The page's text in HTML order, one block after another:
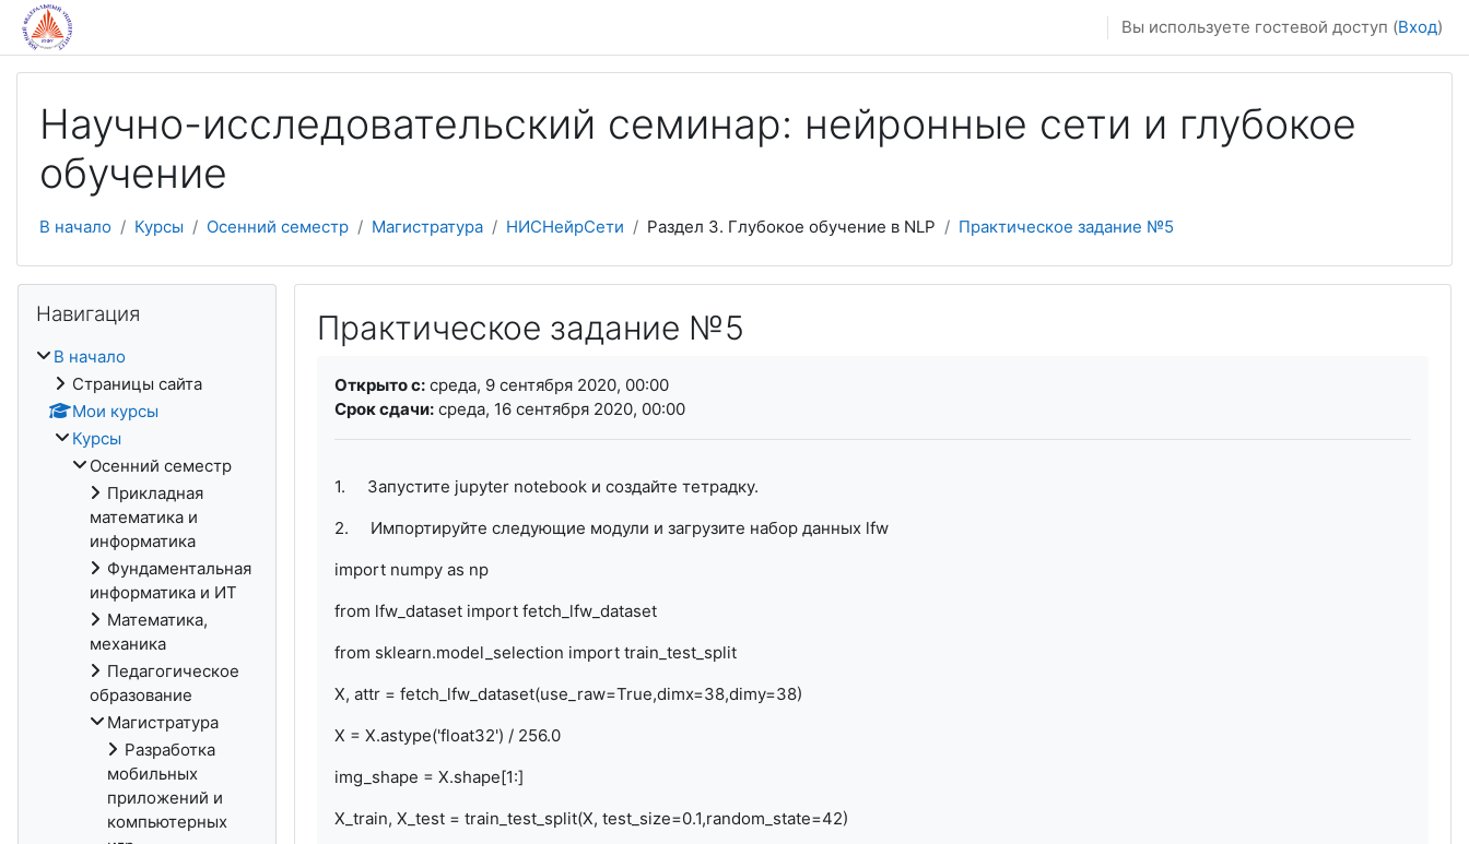
Перейти к основному содержанию
Вы используете гостевой доступ (Вход)
Научно-исследовательский семинар: нейронные сети и глубокое
обучение
В начало Курсы Осенний семестр Магистратура НИСНейрСети Раздел 3. Глубокое обучение в NLP Практическое задание №5
Практическое задание №5
Открыто с:среда, 9 сентября 2020, 00:00
Срок сдачи:среда, 16 сентября 2020, 00:00
1. Запустите jupyter notebookи создайте тетрадку.
2. Импортируйте следующие модули и загрузите набор данных lfw
import numpy as np
from lfw_dataset import fetch_lfw_dataset
from sklearn.model_selection import train_test_split
X, attr = fetch_lfw_dataset(use_raw=True,dimx=38,dimy=38)
X = X.astype('float32') / 256.0
img_shape = X.shape[1:]
X_train, X_test = train_test_split(X, test_size=0.1,random_state=42)
Навигация
В начало
Страницы сайта
Мои курсы
Курсы
Осенний семестр
Прикладная
математика и
информатика
Фундаментальная
информатика и ИТ
Математика,
механика
Педагогическое
образование
Магистратура
Разработка
мобильных
приложений и
компьютерных